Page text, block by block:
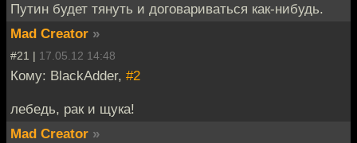
Путин будет тянуть и договариваться как-нибудь.
Mad Creator »
#21 | 17.05.12 14:48
Кому: BlackAdder, #2
лебедь, рак и щука!
Mad Creator »